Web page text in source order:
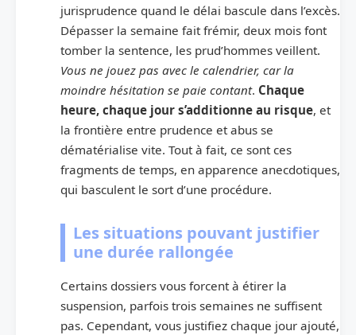
jurisprudence quand le délai bascule dans l’excès.
Dépasser la semaine fait frémir, deux mois font
tomber la sentence, les prud’hommes veillent.
Vous ne jouez pas avec le calendrier, car la
moindre hésitation se paie contant. Chaque
heure, chaque jour s’additionne au risque, et
la frontière entre prudence et abus se
dématérialise vite. Tout à fait, ce sont ces
fragments de temps, en apparence anecdotiques,
qui basculent le sort d’une procédure.
Les situations pouvant justifier
une durée rallongée
Certains dossiers vous forcent à étirer la
suspension, parfois trois semaines ne suffisent
pas. Cependant, vous justifiez chaque jour ajouté,